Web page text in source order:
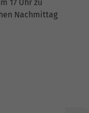
17 Uhr zu
Nachmittag